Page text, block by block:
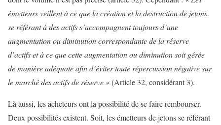
émetteurs veillent à ce que la création et la destruction de jetons
se référant à des actifs s’accompagnent toujours d’une
augmentation ou diminution correspondante de la réserve
d’actifs et à ce que cette augmentation ou diminution soit gérée
de manière adéquate afin d’éviter toute répercussion négative sur
le marché des actifs de réserve »(Article 32, considérant 3).
Là aussi, les acheteurs ont la possibilité de se faire rembourser.
Deux possibilités existent. Soit, les émetteurs de jetons se référant